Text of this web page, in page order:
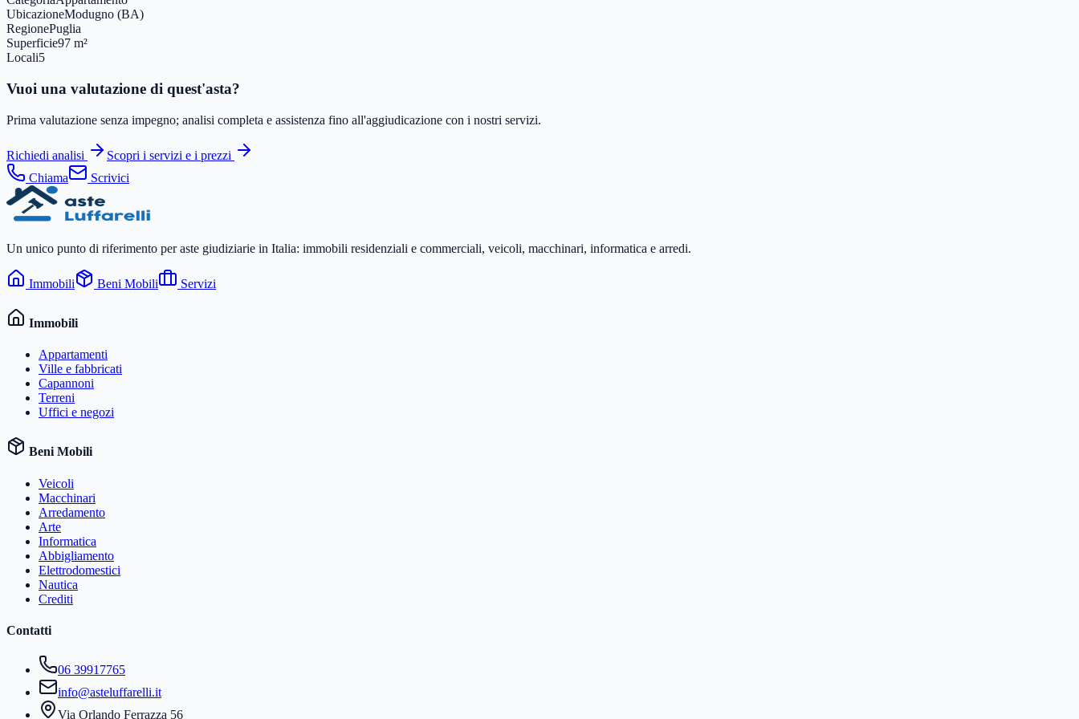
UbicazioneModugno (BA)
RegionePuglia
Superficie97 m²
Locali5
Vuoi una valutazione di quest'asta?
Prima valutazione senza impegno; analisi completa e assistenza fino all'aggiudicazione con i nostri servizi.
Richiedi analisi
Scopri i servizi e i prezzi
Chiama
Scrivici
Un unico punto di riferimento per aste giudiziarie in Italia: immobili residenziali e commerciali, veicoli, macchinari, informatica e arredi.
Immobili Beni Mobili Servizi
Immobili
Appartamenti
Ville e fabbricati
Capannoni
Terreni
Uffici e negozi
Beni Mobili
Veicoli
Macchinari
Arredamento
Arte
Informatica
Abbigliamento
Elettrodomestici
Nautica
Crediti
Contatti
06 39917765
info@asteluffarelli.it
Via Orlando Ferrazza 56